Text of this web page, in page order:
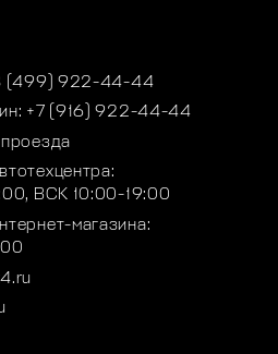
(499) 922-44-44
+7 (916) 922-44-44
ВСК 10:00-19:00
магазина: